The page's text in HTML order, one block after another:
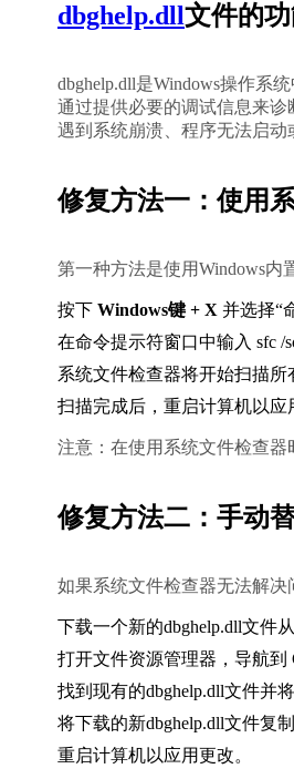
dbghelp.dll文件的
dbghelp.dll是Windows操作系
通过提供必要的调试信息来诊
遇到系统崩溃、程序无法启动
修复方法一：使用
第一种方法是使用Windows内
按下 Windows键 + X 并选择“
在命令提示符窗口中输入 sfc /
系统文件检查器将开始扫描所
扫描完成后，重启计算机以应
注意：在使用系统文件检查器
修复方法二：手动
如果系统文件检查器无法解决
下载一个新的dbghelp.dll文件
打开文件资源管理器，导航到
找到现有的dbghelp.dll文件并
将下载的新dbghelp.dll文件复
重启计算机以应用更改。